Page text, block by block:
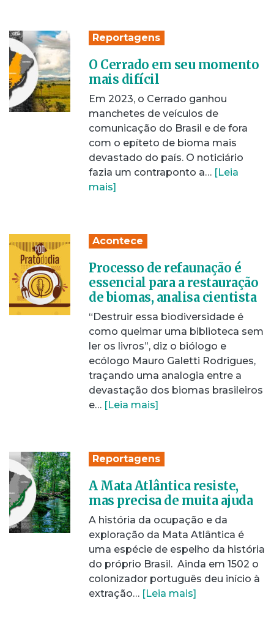
Reportagens
O Cerrado em seu momento
mais difícil
Em 2023, o Cerrado ganhou
manchetes de veículos de
comunicação do Brasil e de fora
com o epíteto de bioma mais
devastado do país. O noticiário
fazia um contraponto a… [Leia
mais]
Acontece
Processo de refaunação é
essencial para a restauração
de biomas, analisa cientista
“Destruir essa biodiversidade é
como queimar uma biblioteca sem
ler os livros”, diz o biólogo e
ecólogo Mauro Galetti Rodrigues,
traçando uma analogia entre a
devastação dos biomas brasileiros
e… [Leia mais]
Reportagens
A Mata Atlântica resiste,
mas precisa de muita ajuda
A história da ocupação e da
exploração da Mata Atlântica é
uma espécie de espelho da história
do próprio Brasil. Ainda em 1502 o
colonizador português deu início à
extração… [Leia mais]